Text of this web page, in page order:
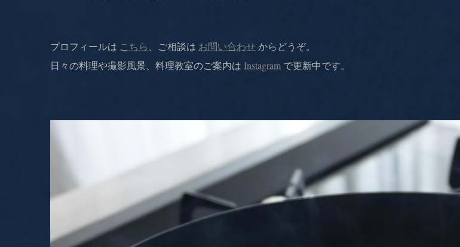
プロフィールは こちら、ご相談は お問い合わせからどうぞ。
日々の料理や撮影風景、料理教室のご案内は Instagram で更新中です。